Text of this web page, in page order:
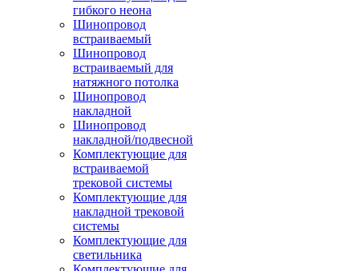
гибкого неона
Шинопровод
встраиваемый
Шинопровод
встраиваемый для
натяжного потолка
Шинопровод
накладной
Шинопровод
накладной/подвесной
Комплектующие для
встраиваемой
трековой системы
Комплектующие для
накладной трековой
системы
Комплектующие для
светильника